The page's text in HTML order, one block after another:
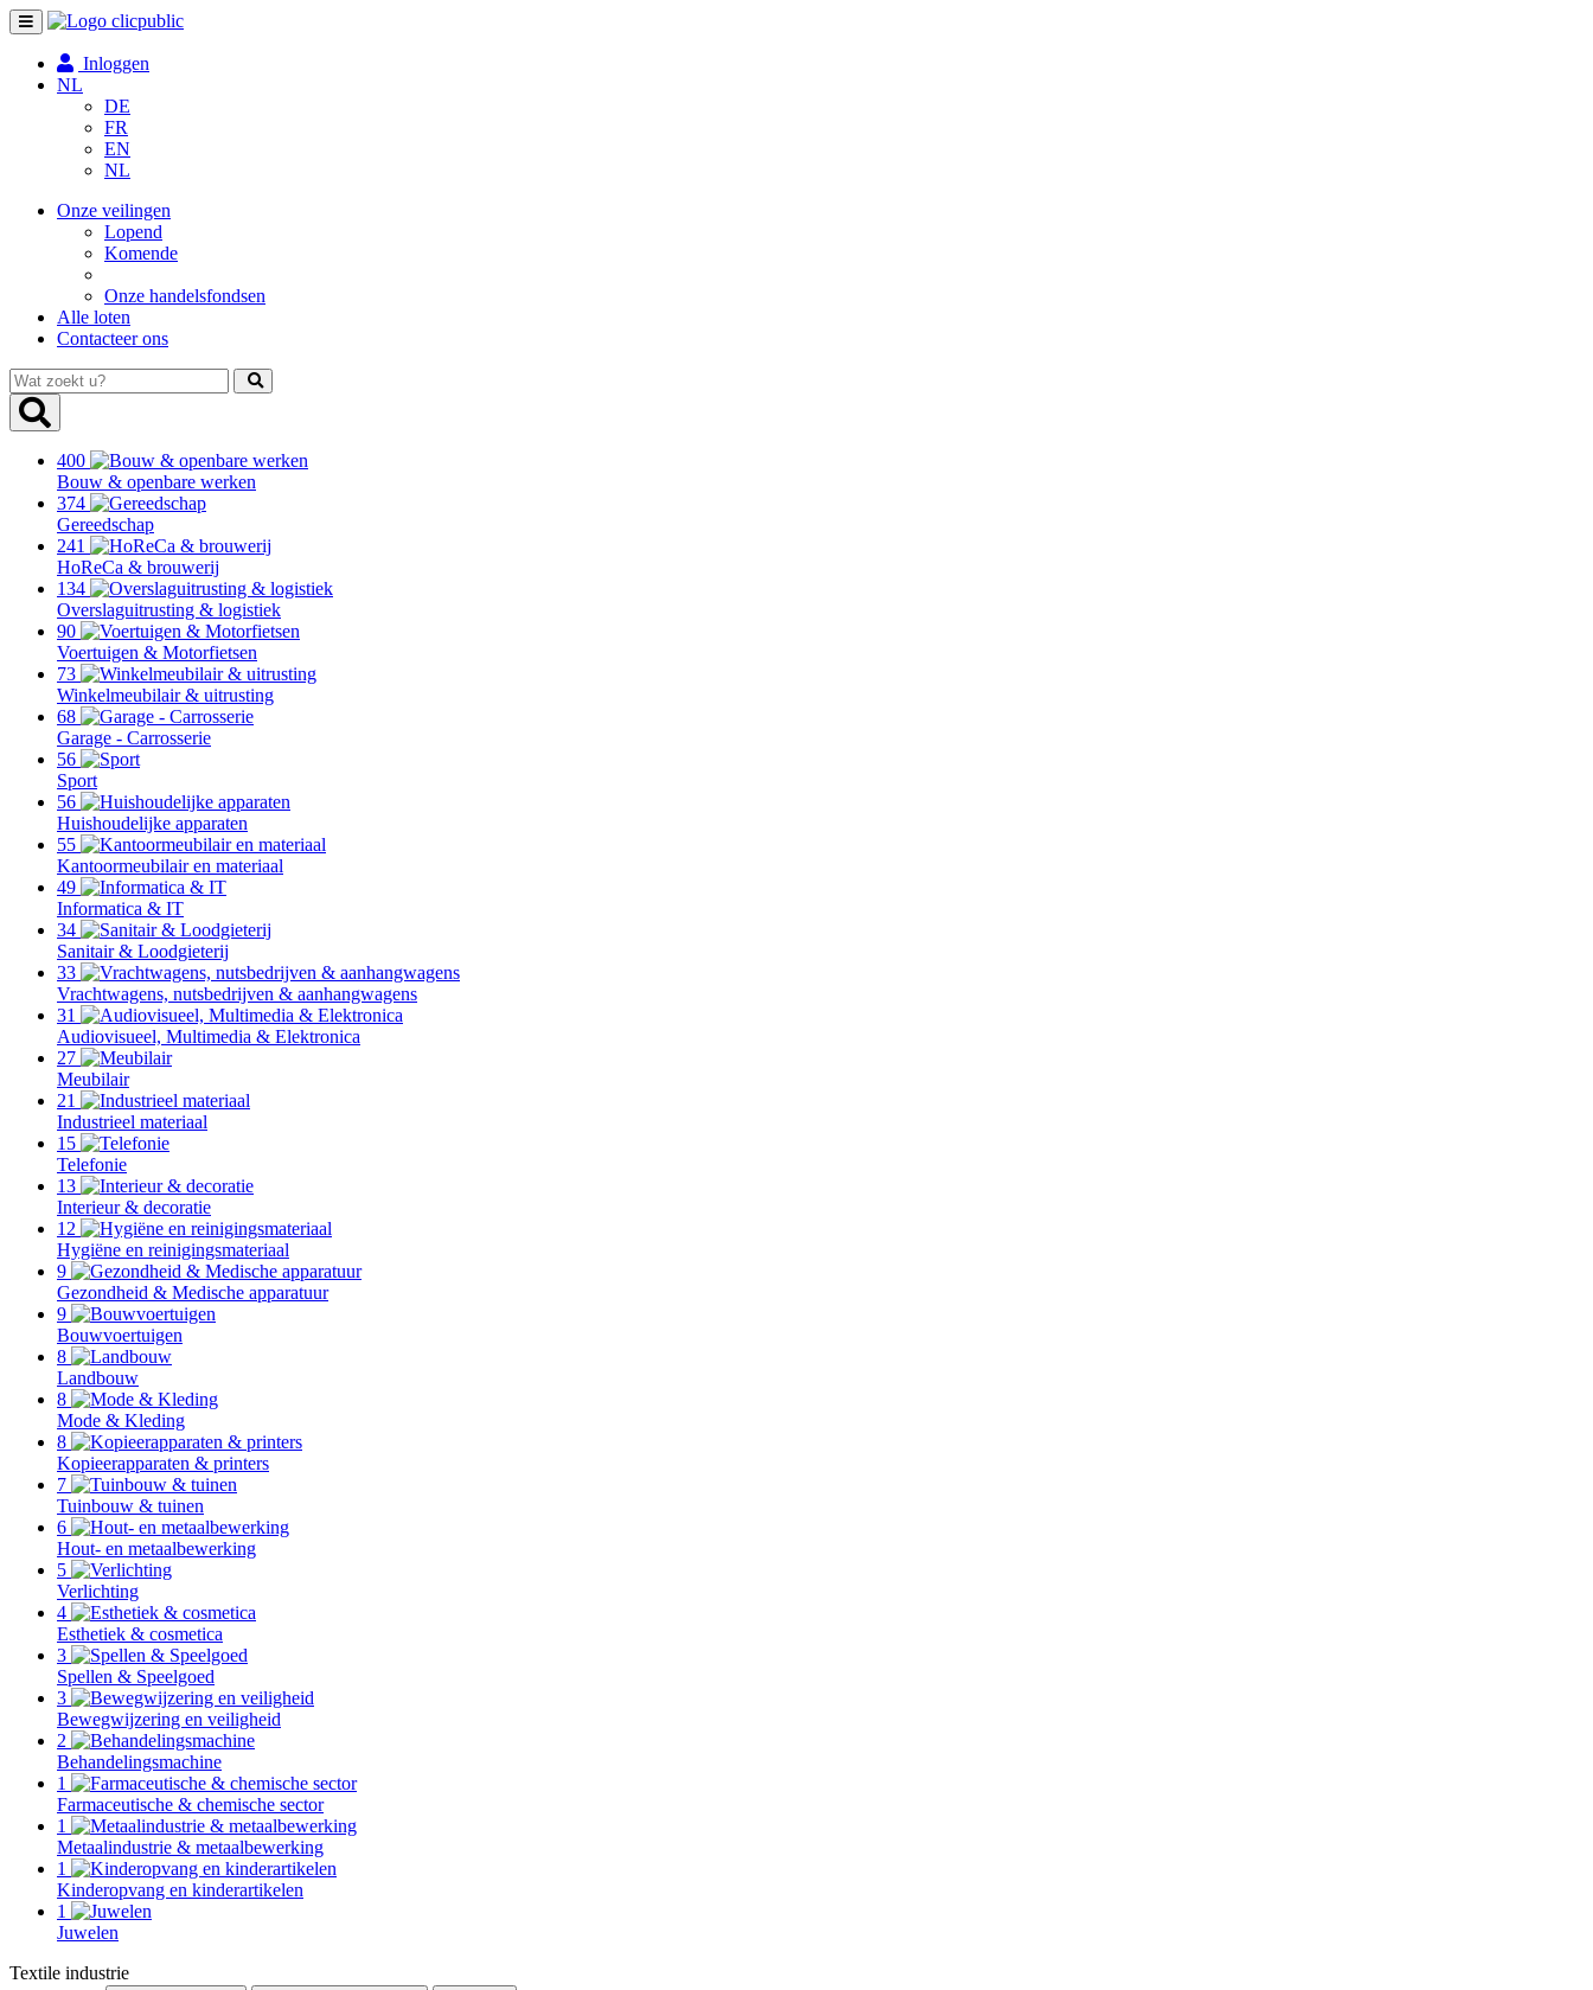
Toggle
navigation
Inloggen
NL
DE
FR
EN
NL
Onze veilingen
Lopend
Komende
Onze handelsfondsen
Alle loten
Contacteer ons
Wat
zoekt
u?
400
Bouw & openbare werken
374
Gereedschap
241
HoReCa & brouwerij
134
Overslaguitrusting & logistiek
90
Voertuigen & Motorfietsen
73
Winkelmeubilair & uitrusting
68
Garage - Carrosserie
56
Sport
56
Huishoudelijke apparaten
55
Kantoormeubilair en materiaal
49
Informatica & IT
34
Sanitair & Loodgieterij
33
Vrachtwagens, nutsbedrijven & aanhangwagens
31
Audiovisueel, Multimedia & Elektronica
27
Meubilair
21
Industrieel materiaal
15
Telefonie
13
Interieur & decoratie
12
Hygiëne en reinigingsmateriaal
9
Gezondheid & Medische apparatuur
9
Bouwvoertuigen
8
Landbouw
8
Mode & Kleding
8
Kopieerapparaten & printers
7
Tuinbouw & tuinen
6
Hout- en metaalbewerking
5
Verlichting
4
Esthetiek & cosmetica
3
Spellen & Speelgoed
3
Bewegwijzering en veiligheid
2
Behandelingsmachine
1
Farmaceutische & chemische sector
1
Metaalindustrie & metaalbewerking
1
Kinderopvang en kinderartikelen
1
Juwelen
Textile industrie